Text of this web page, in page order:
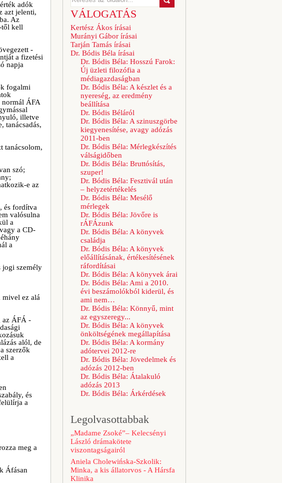
adók
azt jelenti,
Az
től kell
-
a fizetési
napja
fogalmi
normál ÁFA
illetve
tanácsadás,
tanácsolom,
szó;
e az
és fordítva
valósulna
a
a CD-
a
jogi személy
ez alá
az ÁFÁ -
alól, de
szerzők
a
és
a
meg a
Áfásan
VÁLOGATÁS
Kertész Ákos írásai
Murányi Gábor írásai
Tarján Tamás írásai
Dr. Bódis Béla írásai
Dr. Bódis Béla: Hosszú Farok:
Új üzleti filozófia a
médiagazdaságban
Dr. Bódis Béla: A készlet és a
nyereség, az eredmény
beállítása
Dr. Bódis Béláról
Dr. Bódis Béla: A szinuszgörbe
kiegyenesítése, avagy adózás
2011-ben
Dr. Bódis Béla: Mérlegkészítés
válságidőben
Dr. Bódis Béla: Bruttósítás,
szuper!
Dr. Bódis Béla: Fesztivál után
– helyzetértékelés
Dr. Bódis Béla: Mesélő
mérlegek
Dr. Bódis Béla: Jövőre is
rÁFÁzunk
Dr. Bódis Béla: A könyvek
családja
Dr. Bódis Béla: A könyvek
előállításának, értékesítésének
ráfordításai
Dr. Bódis Béla: A könyvek árai
Dr. Bódis Béla: Ami a 2010.
évi beszámolókból kiderül, és
ami nem…
Dr. Bódis Béla: Könnyű, mint
az egyszeregy...
Dr. Bódis Béla: A könyvek
önköltségének megállapítása
Dr. Bódis Béla: A kormány
adótervei 2012-re
Dr. Bódis Béla: Jövedelmek és
adózás 2012-ben
Dr. Bódis Béla: Átalakuló
adózás 2013
Dr. Bódis Béla: Árkérdések
Legolvasottabbak
„Madame Zsoké”– Kelecsényi
László drámakötete
viszontagságairól
Aniela Cholewińska-Szkolik:
Minka, a kis állatorvos - A Hársfa
Klinika